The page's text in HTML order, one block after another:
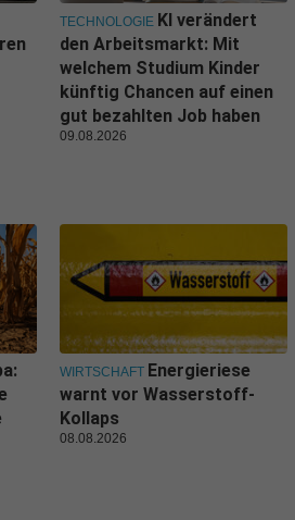
TECHNOLOGIE KI verändert
den Arbeitsmarkt: Mit
welchem Studium Kinder
künftig Chancen auf einen
gut bezahlten Job haben
09.08.2026
WIRTSCHAFT Energieriese
warnt vor Wasserstoff-
Kollaps
08.08.2026